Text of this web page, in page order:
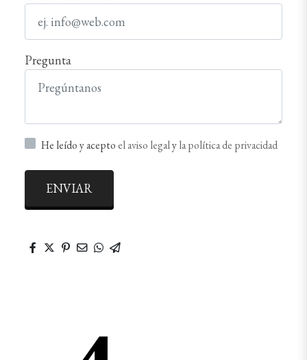
Pregunta
He leído y aceptoel aviso legalyla política de privacidad
ENVIAR